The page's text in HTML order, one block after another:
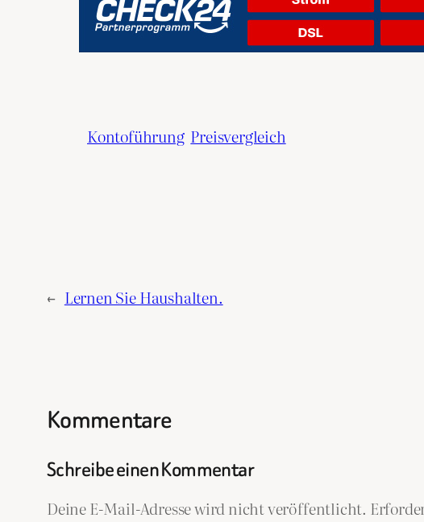
Kontoführung Preisvergleich
← Lernen Sie Haushalten.
Kommentare
Schreibe einen Kommentar
Deine E-Mail-Adresse wird nicht veröffentlicht.